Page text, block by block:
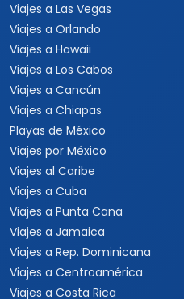
Viajes a Las Vegas
Viajes a Orlando
Viajes a Hawaii
Viajes a Los Cabos
Viajes a Cancún
Viajes a Chiapas
Playas de México
Viajes por México
Viajes al Caribe
Viajes a Cuba
Viajes a Punta Cana
Viajes a Jamaica
Viajes a Rep. Dominicana
Viajes a Centroamérica
Viajes a Costa Rica